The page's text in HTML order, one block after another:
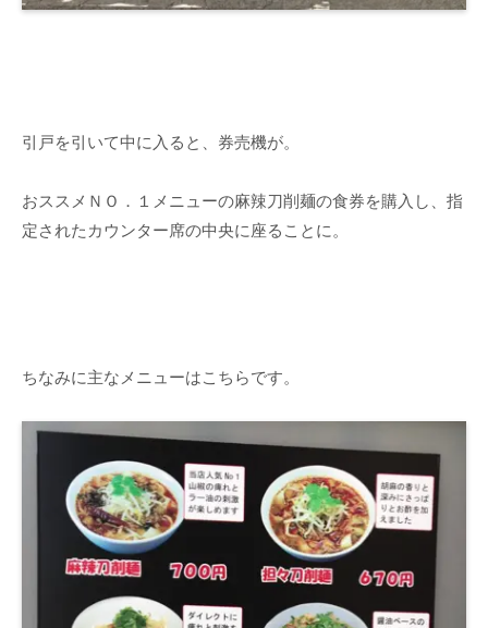
引戸を引いて中に入ると、券売機が。
おススメＮＯ．１メニューの麻辣刀削麺の食券を購入し、指
定されたカウンター席の中央に座ることに。
ちなみに主なメニューはこちらです。